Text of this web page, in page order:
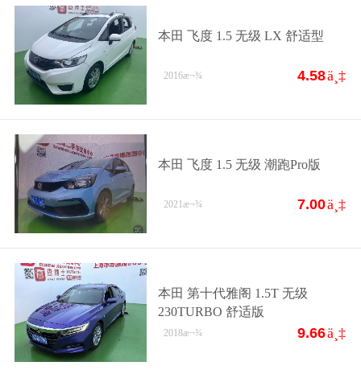
本田 飞度 1.5 无级 LX 舒适型
4.58ä¸‡
2016æ¬¾
本田 飞度 1.5 无级 潮跑Pro版
7.00ä¸‡
2021æ¬¾
本田 第十代雅阁 1.5T 无级
230TURBO 舒适版
9.66ä¸‡
2018æ¬¾